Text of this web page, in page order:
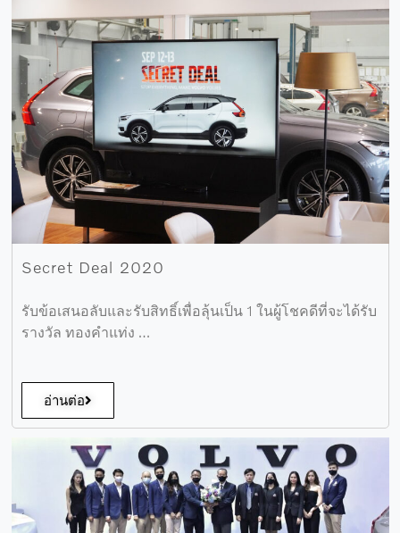
Secret Deal 2020
รับข้อเสนอลับและรับสิทธิ์เพื่อลุ้นเป็น 1 ในผู้โชคดีที่จะได้รับ
รางวัล ทองคำแท่ง …
อ่านต่อ